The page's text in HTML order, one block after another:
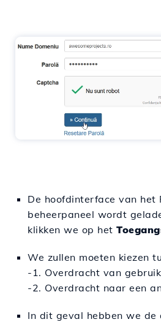
De hoofdinterface van het
beheerpaneel wordt
klikken we op het
We zullen moeten kiezen
- 1. Overdracht van
-2. Overdracht naar een
In dit geval hebben we de